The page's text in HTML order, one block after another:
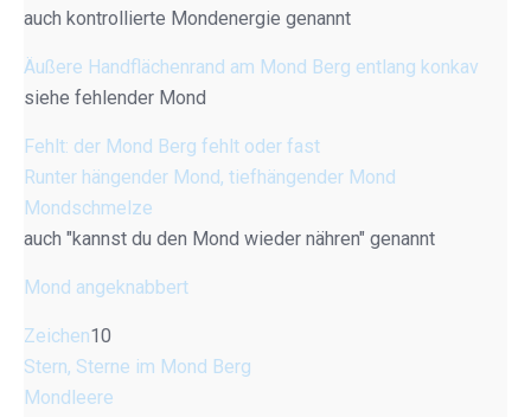
auch kontrollierte Mondenergie genannt
Äußere Handflächenrand am Mond Berg entlang konkav
siehe fehlender Mond
Fehlt: der Mond Berg fehlt oder fast
Runter hängender Mond, tiefhängender Mond
Mondschmelze
auch "kannst du den Mond wieder nähren" genannt
Mond angeknabbert
Zeichen10
Stern, Sterne im Mond Berg
Mondleere